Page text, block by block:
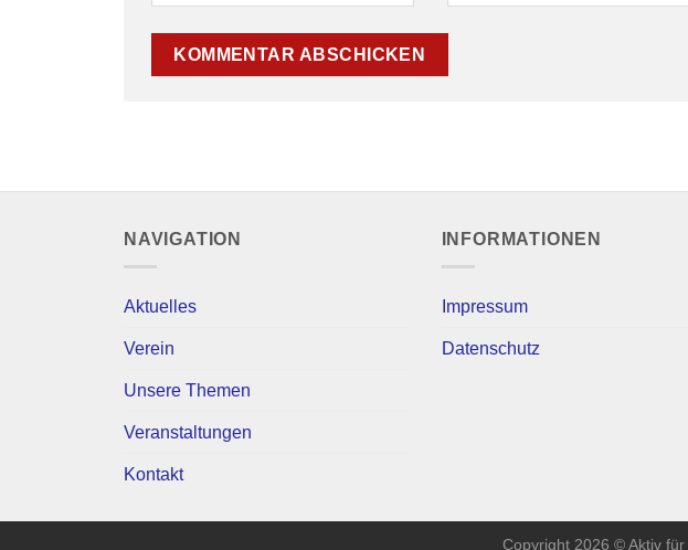
NAVIGATION
Aktuelles
Verein
Unsere Themen
Veranstaltungen
Kontakt
INFORMATIONEN
Impressum
Datenschutz
Copyright 2026 © Aktiv